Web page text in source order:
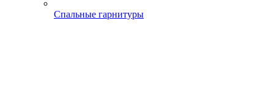
Спальные гарнитуры